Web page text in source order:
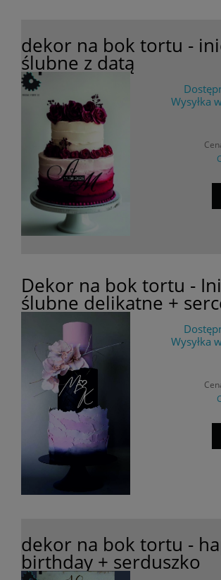
dekor na bok tortu -
ślubne z datą
Wysyłka
Dekor na bok tortu -
ślubne delikatne +
Wysyłka
dekor na bok tortu -
birthday + serduszko